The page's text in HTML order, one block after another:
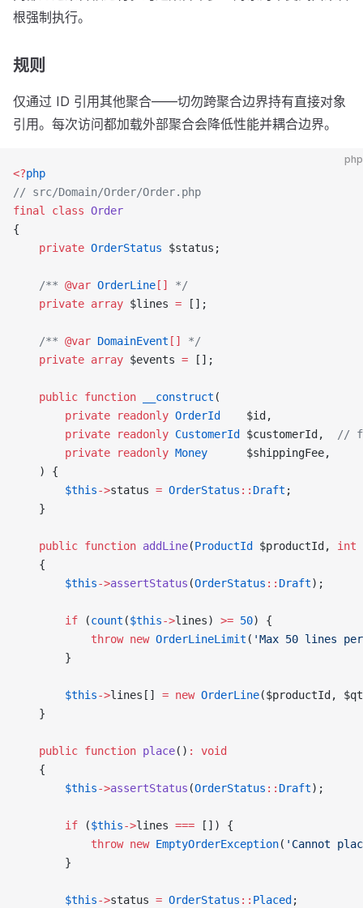
根强制执行。
规则
仅通过 ID 引用其他聚合——切勿跨聚合边界持有直接对象
引用。每次访问都加载外部聚合会降低性能并耦合边界。
php
<?php
// src/Domain/Order/Order.php
final
class Order
{
    private
OrderStatus $status;
    /**
@var OrderLine []
*/
    private
array $lines = [];
    /**
@var DomainEvent []
*/
    private
array $events = [];
    public
function __construct (
        private
readonly OrderId
    $id,
        private
readonly CustomerId $customerId,
//
        private
readonly Money
      $shippingFee,
    ) {
        $this
->status = OrderStatus :: Draft ;
    }
    public
function addLine(ProductId $productId, int
    {
        $this
->assertStatus (OrderStatus :: Draft);
        if
(count ($this->lines) >= 50) {
            throw
new OrderLineLimit ( 'Max 50 lines
        }
        $this
->lines[] = new OrderLine($productId,
    }
    public
function place() :
void
    {
        $this
->assertStatus (OrderStatus :: Draft);
        if
($this->lines === []) {
            throw
new EmptyOrderException( 'Cannot
        }
        $this
->status = OrderStatus :: Placed ;